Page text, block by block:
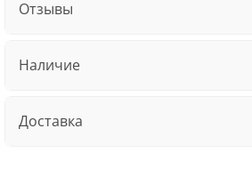
Отзывы
Наличие
Доставка